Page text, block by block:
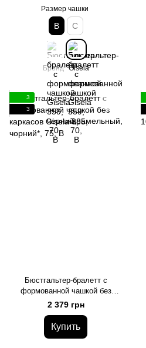
Размер чашки
B C
Бренд Gisela
3
3
Бюстгальтер-бралетт с
формованной чашкой без
каркасов Gisela 385, чорний*,
2 379 грн
Купить